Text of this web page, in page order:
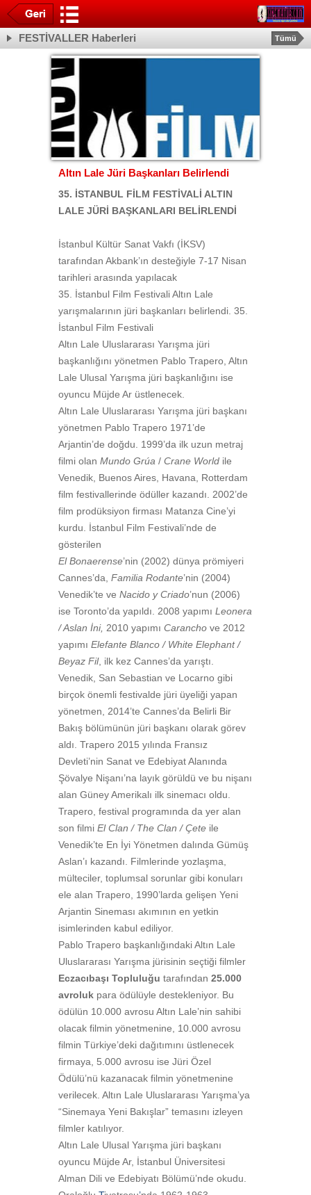
FESTİVALLER Haberleri Tümü
Altın Lale Jüri Başkanları Belirlendi
35. İSTANBUL FİLM FESTİVALİ ALTIN
LALE JÜRİ BAŞKANLARI BELİRLENDİ
İstanbul Kültür Sanat Vakfı (İKSV)
tarafından Akbank’ın desteğiyle 7-17 Nisan
tarihleri arasında yapılacak
35. İstanbul Film Festivali Altın Lale
yarışmalarının jüri başkanları belirlendi. 35.
İstanbul Film Festivali
Altın Lale Uluslararası Yarışma jüri
başkanlığını yönetmen Pablo Trapero, Altın
Lale Ulusal Yarışma jüri başkanlığını ise
oyuncu Müjde Ar üstlenecek.
Altın Lale Uluslararası Yarışma jüri başkanı
yönetmen Pablo Trapero 1971’de
Arjantin’de doğdu. 1999’da ilk uzun metraj
filmi olan Mundo Grúa / Crane World ile
Venedik, Buenos Aires, Havana, Rotterdam
film festivallerinde ödüller kazandı. 2002’de
film prodüksiyon firması Matanza Cine’yi
kurdu. İstanbul Film Festivali’nde de
gösterilen
El Bonaerense’nin (2002) dünya prömiyeri
Cannes’da, Familia Rodante’nin (2004)
Venedik’te ve Nacido y Criado’nun (2006)
ise Toronto’da yapıldı. 2008 yapımı Leonera
/ Aslan İni, 2010 yapımı Carancho ve 2012
yapımı Elefante Blanco / White Elephant /
Beyaz Fil, ilk kez Cannes’da yarıştı.
Venedik, San Sebastian ve Locarno gibi
birçok önemli festivalde jüri üyeliği yapan
yönetmen, 2014’te Cannes’da Belirli Bir
Bakış bölümünün jüri başkanı olarak görev
aldı. Trapero 2015 yılında Fransız
Devleti’nin Sanat ve Edebiyat Alanında
Şövalye Nişanı’na layık görüldü ve bu nişanı
alan Güney Amerikalı ilk sinemacı oldu.
Trapero, festival programında da yer alan
son filmi El Clan / The Clan / Çete ile
Venedik’te En İyi Yönetmen dalında Gümüş
Aslan’ı kazandı. Filmlerinde yozlaşma,
mülteciler, toplumsal sorunlar gibi konuları
ele alan Trapero, 1990’larda gelişen Yeni
Arjantin Sineması akımının en yetkin
isimlerinden kabul ediliyor.
Pablo Trapero başkanlığındaki Altın Lale
Uluslararası Yarışma jürisinin seçtiği filmler
Eczacıbaşı Topluluğu tarafından 25.000
avroluk para ödülüyle destekleniyor. Bu
ödülün 10.000 avrosu Altın Lale’nin sahibi
olacak filmin yönetmenine, 10.000 avrosu
filmin Türkiye’deki dağıtımını üstlenecek
firmaya, 5.000 avrosu ise Jüri Özel
Ödülü’nü kazanacak filmin yönetmenine
verilecek. Altın Lale Uluslararası Yarışma’ya
“Sinemaya Yeni Bakışlar” temasını izleyen
filmler katılıyor.
Altın Lale Ulusal Yarışma jüri başkanı
oyuncu Müjde Ar, İstanbul Üniversitesi
Alman Dili ve Edebiyatı Bölümü’nde okudu.